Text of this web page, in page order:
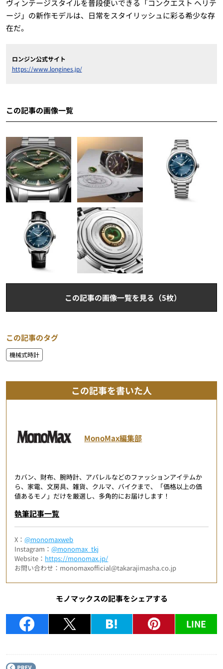
ヴィンテージスタイルを普段使いできる「コンクエスト ヘリテ
ージ」の新作モデルは、日常をスタイリッシュに彩る希少な存
在だ。
ロンジン公式サイト
https://www.longines.jp/
この記事の画像一覧
この記事の画像一覧を見る（5枚）
この記事のタグ
機械式時計
この記事を書いた人
MonoMax編集部
カバン、財布、腕時計、アパレルなどのファッションアイテムか
ら、家電、文房具、雑貨、クルマ、バイクまで、「価格以上の価
値あるモノ」だけを厳選し、多角的にお届けします！
執筆記事一覧
X：@monomaxweb
Instagram：@monomax_tkj
Website： https://monomax.jp/
お問い合わせ：monomaxofficial@takarajimasha.co.jp
モノマックスの記事をシェアする
LINE